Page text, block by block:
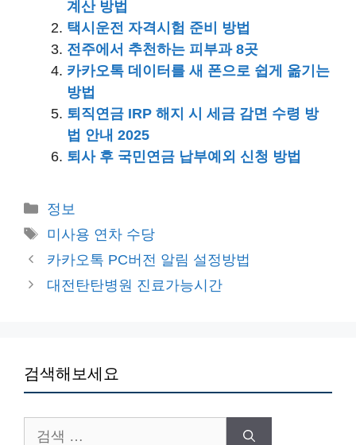
계산 방법
택시운전 자격시험 준비 방법
전주에서 추천하는 피부과 8곳
카카오톡 데이터를 새 폰으로 쉽게 옮기는
방법
퇴직연금 IRP 해지 시 세금 감면 수령 방
법 안내 2025
퇴사 후 국민연금 납부예외 신청 방법
카
테
리
정보
태
그
미사용 연차 수당
카카오톡 PC버전 알림 설정방법
대전탄탄병원 진료가능시간
검색해보세요